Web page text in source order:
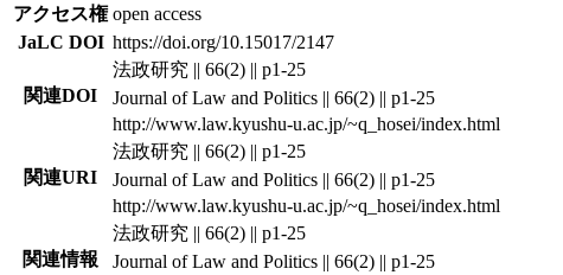
アクセス権 open access
JaLC DOI https://doi.org/10.15017/2147
関連DOI
法政研究 || 66(2) || p1-25
Journal of Law and Politics || 66(2) || p1-25
http://www.law.kyushu-u.ac.jp/~q_hosei/index.html
関連URI
法政研究 || 66(2) || p1-25
Journal of Law and Politics || 66(2) || p1-25
http://www.law.kyushu-u.ac.jp/~q_hosei/index.html
関連情報
法政研究 || 66(2) || p1-25
Journal of Law and Politics || 66(2) || p1-25